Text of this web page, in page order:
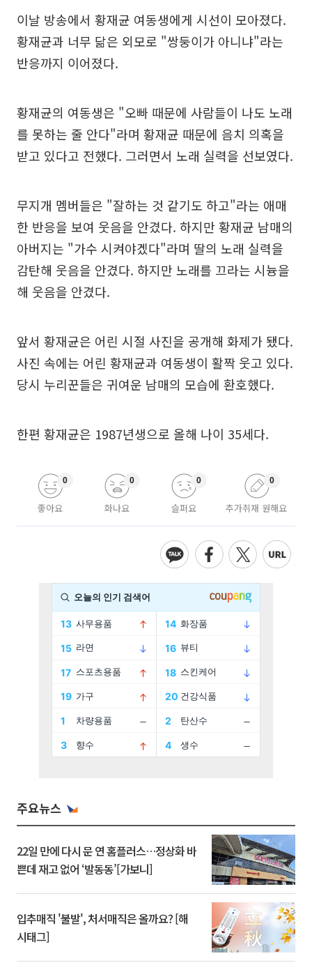
이날 방송에서 황재균 여동생에게 시선이 모아졌다.
황재균과 너무 닮은 외모로 "쌍둥이가 아니냐"라는
반응까지 이어졌다.
황재균의 여동생은 "오빠 때문에 사람들이 나도 노래
를 못하는 줄 안다"라며 황재균 때문에 음치 의혹을
받고 있다고 전했다. 그러면서 노래 실력을 선보였다.
무지개 멤버들은 "잘하는 것 같기도 하고"라는 애매
한 반응을 보여 웃음을 안겼다. 하지만 황재균 남매의
아버지는 "가수 시켜야겠다"라며 딸의 노래 실력을
감탄해 웃음을 안겼다. 하지만 노래를 끄라는 시늉을
해 웃음을 안겼다.
앞서 황재균은 어린 시절 사진을 공개해 화제가 됐다.
사진 속에는 어린 황재균과 여동생이 활짝 웃고 있다.
당시 누리꾼들은 귀여운 남매의 모습에 환호했다.
한편 황재균은 1987년생으로 올해 나이 35세다.
좋아요
0
화나요
0
슬퍼요
0
추가취재 원해요
0
주요뉴스
22일 만에 다시 문 연 홈플러스…정상화 바
쁜데 재고 없어 ‘발동동’[가보니]
입추매직 '불발', 처서매직은 올까요? [해
시태그]